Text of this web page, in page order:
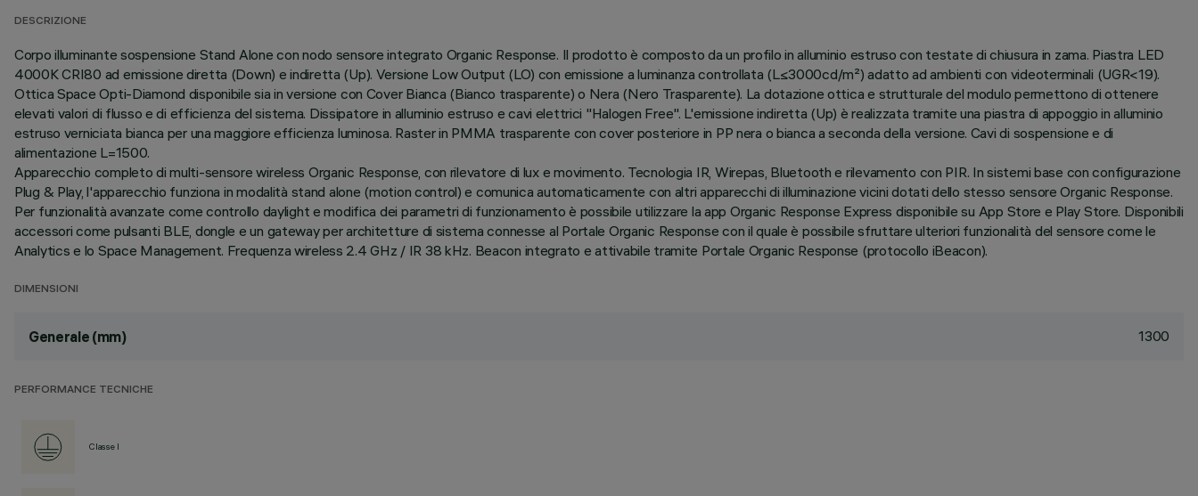
DESCRIZIONE
Corpo illuminante sospensione Stand Alone con nodo sensore integrato Organic Response. Il prodotto è composto da un profilo in alluminio estruso con testate di chiusura in zama. Piastra LED
4000K CRI80 ad emissione diretta (Down) e indiretta (Up). Versione Low Output (LO) con emissione a luminanza controllata (L≤3000cd/m²) adatto ad ambienti con videoterminali (UGR<19).
Ottica Space Opti-Diamond disponibile sia in versione con Cover Bianca (Bianco trasparente) o Nera (Nero Trasparente). La dotazione ottica e strutturale del modulo permettono di ottenere
elevati valori di flusso e di efficienza del sistema. Dissipatore in alluminio estruso e cavi elettrici "Halogen Free". L'emissione indiretta (Up) è realizzata tramite una piastra di appoggio in alluminio
estruso verniciata bianca per una maggiore efficienza luminosa. Raster in PMMA trasparente con cover posteriore in PP nera o bianca a seconda della versione. Cavi di sospensione e di
alimentazione L=1500.
Apparecchio completo di multi-sensore wireless Organic Response, con rilevatore di lux e movimento. Tecnologia IR, Wirepas, Bluetooth e rilevamento con PIR. In sistemi base con configurazione
Plug & Play, l'apparecchio funziona in modalità stand alone (motion control) e comunica automaticamente con altri apparecchi di illuminazione vicini dotati dello stesso sensore Organic Response.
Per funzionalità avanzate come controllo daylight e modifica dei parametri di funzionamento è possibile utilizzare la app Organic Response Express disponibile su App Store e Play Store. Disponibili
accessori come pulsanti BLE, dongle e un gateway per architetture di sistema connesse al Portale Organic Response con il quale è possibile sfruttare ulteriori funzionalità del sensore come le
Analytics e lo Space Management. Frequenza wireless 2.4 GHz / IR 38 kHz. Beacon integrato e attivabile tramite Portale Organic Response (protocollo iBeacon).
DIMENSIONI
Generale (mm) 1300
PERFORMANCE TECNICHE
Classe I